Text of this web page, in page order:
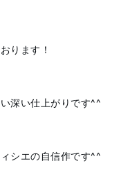
ります！
深い仕上がりです^^
シエの自信作です^^